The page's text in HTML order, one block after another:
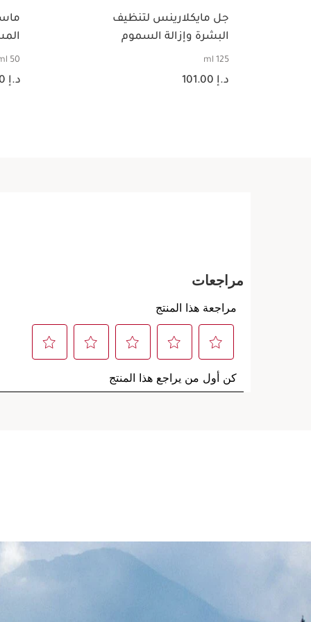
جل مايكلارينس لتنظيف
البشرة وإزالة السموم
125 ml
السعر الحالي هو د.إ 101.00
د.إ 101.00
50 ml
السعر
د.إ 160.00